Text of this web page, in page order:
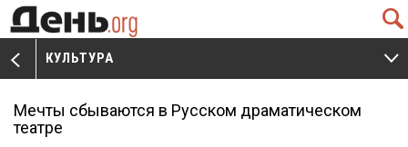
Q
V
КУЛЬТУРА
W
Мечты сбываются в Русском драматическом
театре